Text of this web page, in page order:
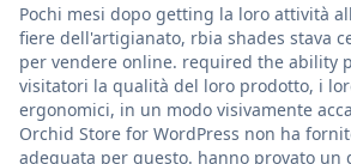
Pochi mesi dopo getting la loro attività
fiere dell'artigianato, rbia shades stava
per vendere online. required the ability
visitatori la qualità del loro prodotto, i
ergonomici, in un modo visivamente
Orchid Store for WordPress non ha
adeguata per questo. hanno provato